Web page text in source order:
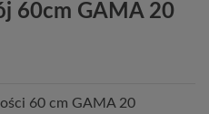
60cm GAMA 20
60 cm GAMA 20